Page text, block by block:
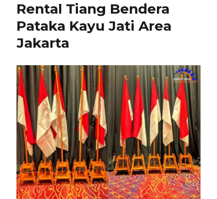
Rental Tiang Bendera
Pataka Kayu Jati Area
Jakarta